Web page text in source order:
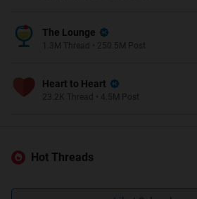
The Lounge
1.3M Thread • 250.5M Post
Heart to Heart
23.2K Thread • 4.5M Post
Hot Threads